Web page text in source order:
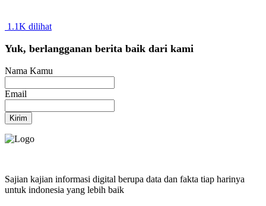
1.1K dilihat
Yuk, berlangganan berita baik dari kami
Nama Kamu
Email
Kirim
Sajian kajian informasi digital berupa data dan fakta tiap harinya
untuk indonesia yang lebih baik